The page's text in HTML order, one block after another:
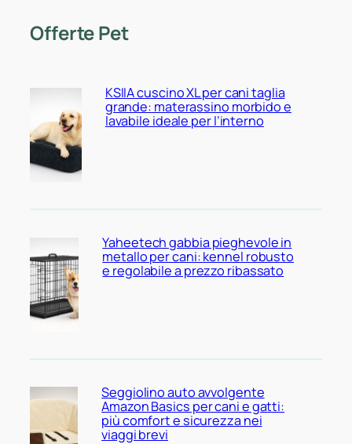
Offerte Pet
KSIIA cuscino XL per cani taglia
grande: materassino morbido e
lavabile ideale per l’interno
Yaheetech gabbia pieghevole in
metallo per cani: kennel robusto
e regolabile a prezzo ribassato
Seggiolino auto avvolgente
Amazon Basics per cani e gatti:
più comfort e sicurezza nei
viaggi brevi